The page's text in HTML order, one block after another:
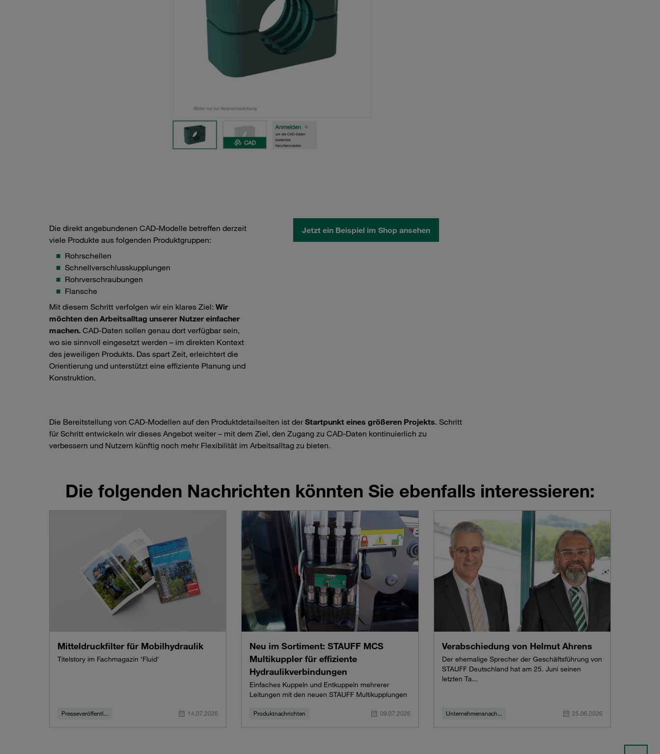
Die direkt angebundenen CAD-Modelle betreffen derzeit
viele Produkte aus folgenden Produktgruppen:
Rohrschellen
Schnellverschlusskupplungen
Rohrverschraubungen
Flansche
Mit diesem Schritt verfolgen wir ein klares Ziel: Wir
möchten den Arbeitsalltag unserer Nutzer einfacher
machen. CAD-Daten sollen genau dort verfügbar sein,
wo sie sinnvoll eingesetzt werden – im direkten Kontext
des jeweiligen Produkts. Das spart Zeit, erleichtert die
Orientierung und unterstützt eine effiziente Planung und
Konstruktion.
Jetzt ein Beispiel im Shop ansehen
Die Bereitstellung von CAD-Modellen auf den Produktdetailseiten ist derStartpunkt eines größeren Projekts. Schritt
für Schritt entwickeln wir dieses Angebot weiter – mit dem Ziel, den Zugang zu CAD-Daten kontinuierlich zu
verbessern und Nutzern künftig noch mehr Flexibilität im Arbeitsalltag zu bieten.
Die folgenden Nachrichten könnten Sie ebenfalls interessieren:
Mitteldruckfilter für Mobilhydraulik
Titelstory im Fachmagazin 'Fluid'
Presseveröffentl... 14.07.2026
Neu im Sortiment: STAUFF MCS
Multikuppler für effiziente
Hydraulikverbindungen
Einfaches Kuppeln und Entkuppeln mehrerer
Leitungen mit den neuen STAUFF Multikupplungen
Produktnachrichten 09.07.2026
Verabschiedung von Helmut Ahrens
Der ehemalige Sprecher der Geschäftsführung von
STAUFF Deutschland hat am 25. Juni seinen
letzten Ta...
Unternehmensnach... 25.06.2026